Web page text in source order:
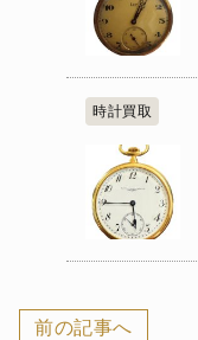
時計買取
前の記事へ